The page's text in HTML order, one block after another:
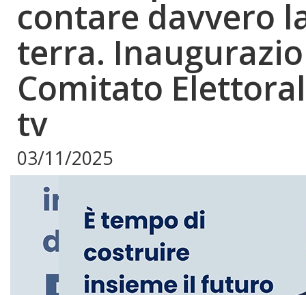
contare davvero
terra.
Comitato
tv
03/11/2025